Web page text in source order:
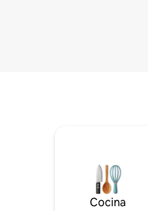
Cocina